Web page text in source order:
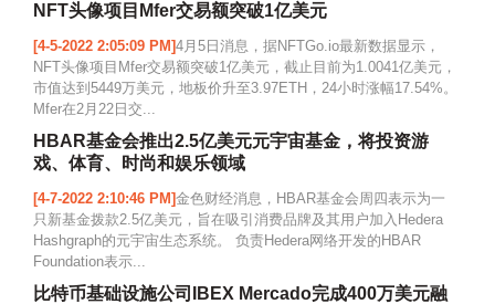
NFT头像项目Mfer交易额突破1亿美元
[4-5-2022 2:05:09 PM]4月5日消息，据NFTGo.io最新数据显示，
NFT头像项目Mfer交易额突破1亿美元，截止目前为1.0041亿美元，
市值达到5449万美元，地板价升至3.97ETH，24小时涨幅17.54%。
Mfer在2月22日交...
HBAR基金会推出2.5亿美元元宇宙基金，将投资游
戏、体育、时尚和娱乐领域
[4-7-2022 2:10:46 PM]金色财经消息，HBAR基金会周四表示为一
只新基金拨款2.5亿美元，旨在吸引消费品牌及其用户加入Hedera
Hashgraph的元宇宙生态系统。 负责Hedera网络开发的HBAR
Foundation表示...
比特币基础设施公司IBEX Mercado完成400万美元融